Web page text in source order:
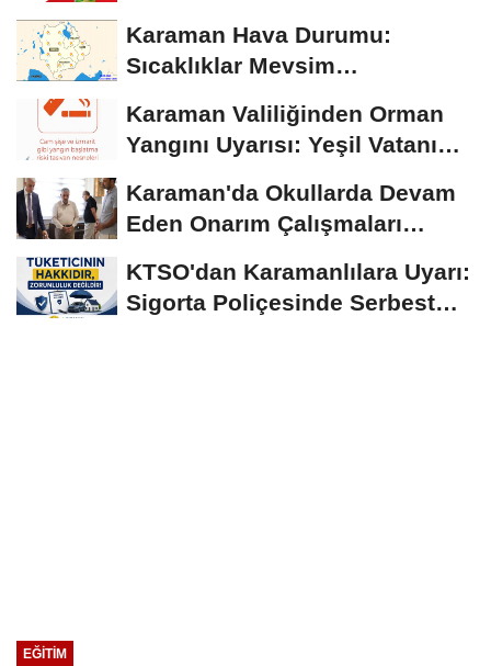
Karaman Hava Durumu:
Sıcaklıklar Mevsim
Seyrediyor
Karaman Valiliğinden Orman
Yangını Uyarısı: Yeşil Vatanı
Karaman'da Okullarda Devam
Eden Onarım Çalışmaları
KTSO'dan Karamanlılara Uyarı:
Sigorta Poliçesinde Serbest
EĞITIM